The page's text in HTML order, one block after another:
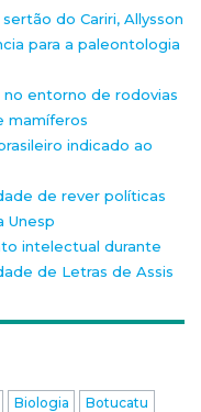
do Cariri, Allysson
para a paleontologia
no entorno de rodovias
mamíferos
indicado ao
de rever políticas
Unesp
intelectual durante
de Letras de Assis
Biologia
Botucatu